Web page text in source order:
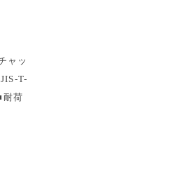
ャッ
T-
荷